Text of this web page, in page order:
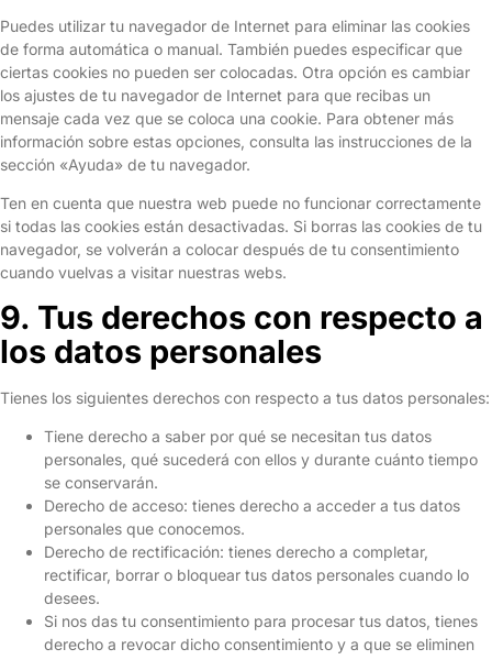
Puedes utilizar tu navegador de Internet para eliminar las cookies
de forma automática o manual. También puedes especificar que
ciertas cookies no pueden ser colocadas. Otra opción es cambiar
los ajustes de tu navegador de Internet para que recibas un
mensaje cada vez que se coloca una cookie. Para obtener más
información sobre estas opciones, consulta las instrucciones de la
sección «Ayuda» de tu navegador.
Ten en cuenta que nuestra web puede no funcionar correctamente
si todas las cookies están desactivadas. Si borras las cookies de tu
navegador, se volverán a colocar después de tu consentimiento
cuando vuelvas a visitar nuestras webs.
9. Tus derechos con respecto a
los datos personales
Tienes los siguientes derechos con respecto a tus datos personales:
Tiene derecho a saber por qué se necesitan tus datos
personales, qué sucederá con ellos y durante cuánto tiempo
se conservarán.
Derecho de acceso: tienes derecho a acceder a tus datos
personales que conocemos.
Derecho de rectificación: tienes derecho a completar,
rectificar, borrar o bloquear tus datos personales cuando lo
desees.
Si nos das tu consentimiento para procesar tus datos, tienes
derecho a revocar dicho consentimiento y a que se eliminen